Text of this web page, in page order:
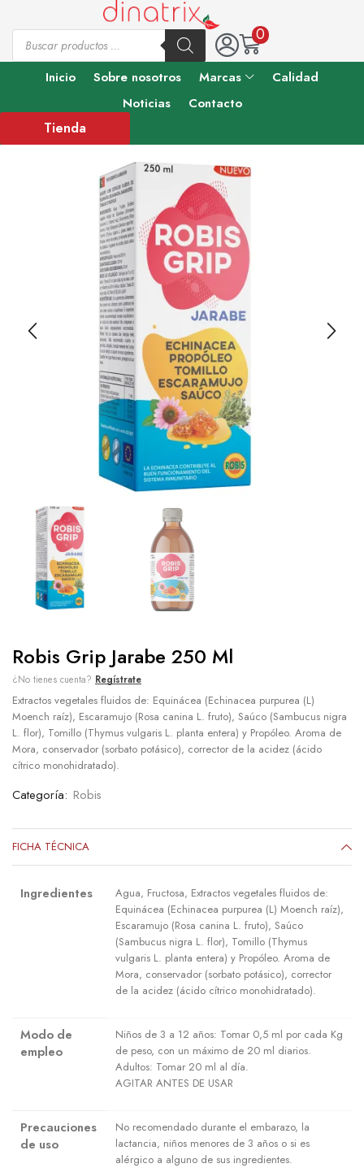
0
Inicio Sobre nosotros Marcas
Calidad
Noticias
Contacto
Tienda
Robis Grip Jarabe 250 Ml
¿No tienes cuenta? Regístrate
Extractos vegetales fluidos de: Equinácea (Echinacea purpurea (L)
Moench raíz), Escaramujo (Rosa canina L. fruto), Saúco (Sambucus nigra
L. flor), Tomillo (Thymus vulgaris L. planta entera) y Propóleo. Aroma de
Mora, conservador (sorbato potásico), corrector de la acidez (ácido
cítrico monohidratado).
Categoría: Robis
FICHA TÉCNICA
Ingredientes
Agua, Fructosa, Extractos vegetales fluidos de:
Equinácea (Echinacea purpurea (L) Moench raíz),
Escaramujo (Rosa canina L. fruto), Saúco
(Sambucus nigra L. flor), Tomillo (Thymus
vulgaris L. planta entera) y Propóleo. Aroma de
Mora, conservador (sorbato potásico), corrector
de la acidez (ácido cítrico monohidratado).
Modo de
empleo
Niños de 3 a 12 años: Tomar 0,5 ml por cada Kg
de peso, con un máximo de 20 ml diarios.
Adultos: Tomar 20 ml al día.
AGITAR ANTES DE USAR
Precauciones
de uso
No recomendado durante el embarazo, la
lactancia, niños menores de 3 años o si es
alérgico a alguno de sus ingredientes.